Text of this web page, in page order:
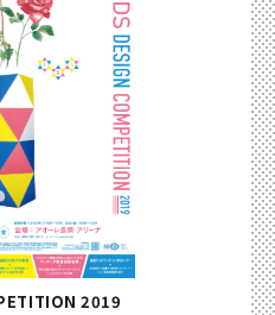
2019